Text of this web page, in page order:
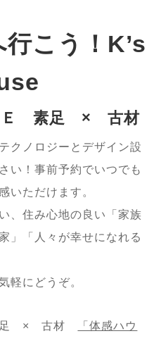
こう！K’s
Ｅ 素足 × 古材
クノロジーとデザイン設
い！事前予約でいつでも
いただけます。
、住み心地の良い「家族
」「人々が幸せになれる
軽にどうぞ。
足 × 古材
「体感ハウ